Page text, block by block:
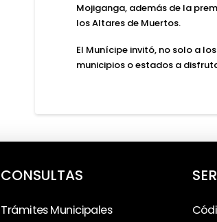
Mojiganga, además de la
los Altares de Muertos.
El Munícipe invitó, no solo a
municipios o estados a
CONSULTAS
Trámites Municipales